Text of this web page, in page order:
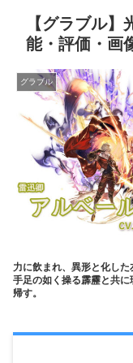
【グラブル
能・評価・画
グラブル
力に飲まれ、異形と化した
手足の如く操る霹靂と共
帰す。